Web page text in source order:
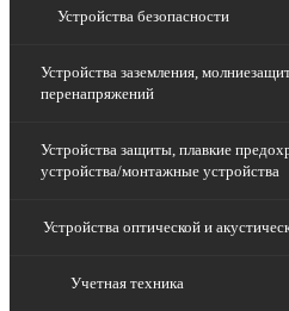
Устройства безопасности
Устройства заземления,
перенапряжений
Устройства защиты, плавкие
устройства/монтажные устройства
Устройства оптической и
Учетная техника